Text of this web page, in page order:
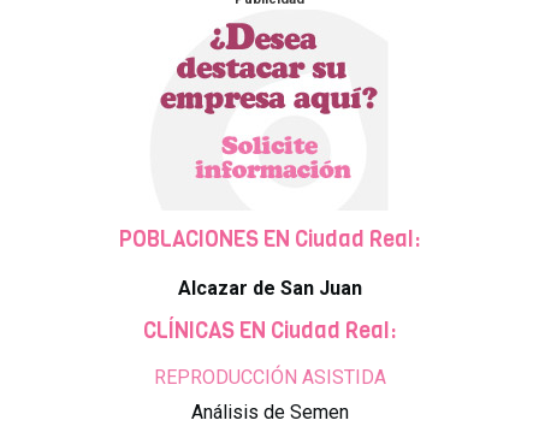
POBLACIONES EN Ciudad Real:
Alcazar de San Juan
CLÍNICAS EN Ciudad Real:
REPRODUCCIÓN ASISTIDA
Análisis de Semen